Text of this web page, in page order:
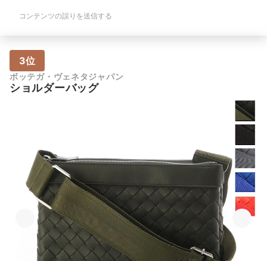
コンテンツの誤りを送信する
3位
ボッテガ・ヴェネタジャパン
ショルダーバッグ